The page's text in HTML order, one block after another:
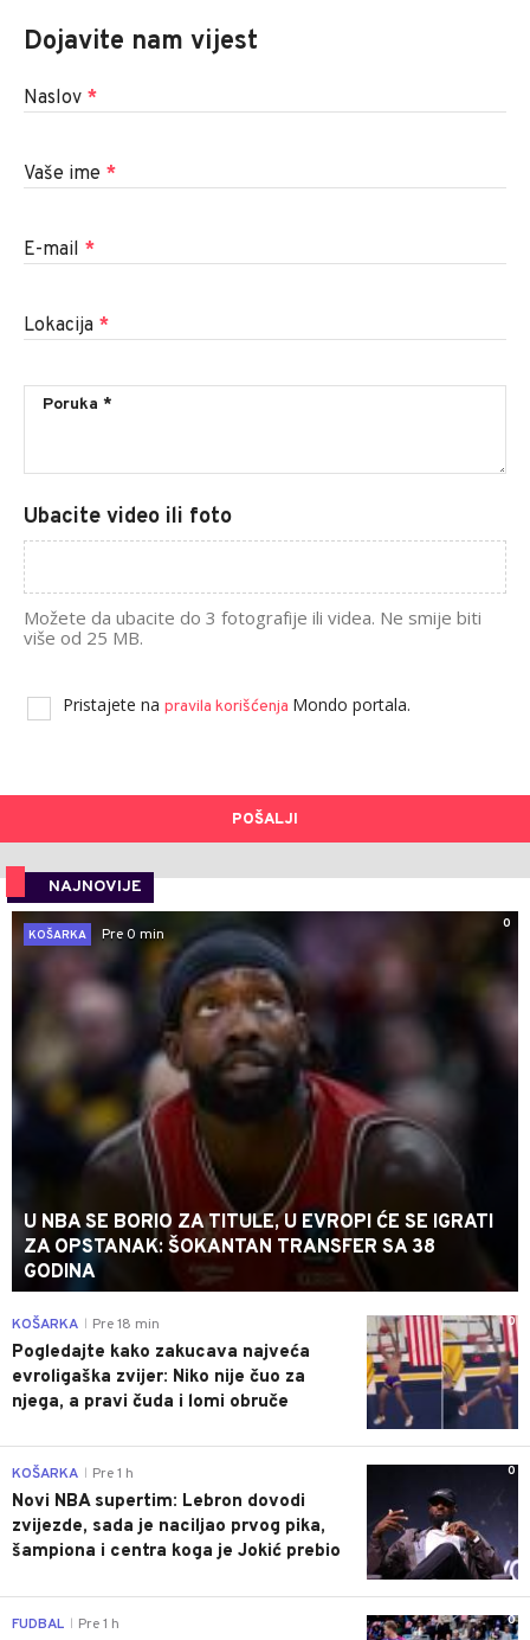
Dojavite nam vijest
Naslov *
Vaše ime *
E-mail *
Lokacija *
Ubacite video ili foto
Možete da ubacite do 3 fotografije ili videa. Ne smije biti
više od 25 MB.
Pristajete na pravila korišćenja Mondo portala.
POŠALJI
NAJNOVIJE
0
KOŠARKA
Pre 0 min
U NBA SE BORIO ZA TITULE, U EVROPI ĆE SE IGRATI
ZA OPSTANAK: ŠOKANTAN TRANSFER SA 38
GODINA
0
KOŠARKA Pre 18 min
Pogledajte kako zakucava najveća
evroligaška zvijer: Niko nije čuo za
njega, a pravi čuda i lomi obruče
0
KOŠARKA Pre 1 h
Novi NBA supertim: Lebron dovodi
zvijezde, sada je naciljao prvog pika,
šampiona i centra koga je Jokić prebio
0
FUDBAL Pre 1 h